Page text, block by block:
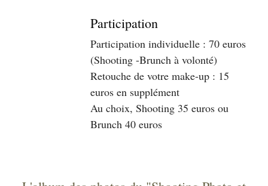
Participation
Participation individuelle : 70 euros
(Shooting -Brunch à volonté)
Retouche de votre make-up : 15
euros en supplément
Au choix, Shooting 35 euros ou
Brunch 40 euros